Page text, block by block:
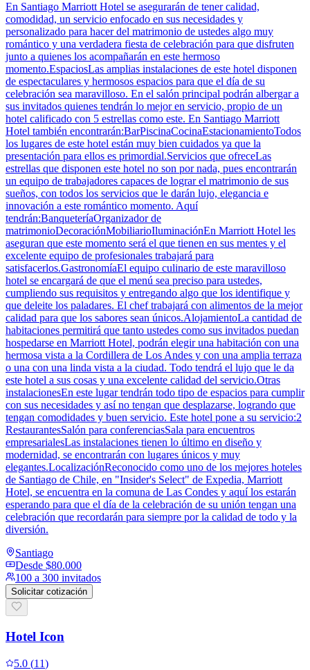
En Santiago Marriott Hotel se asegurarán de tener calidad,
comodidad, un servicio enfocado en sus necesidades y
personalizado para hacer del matrimonio de ustedes algo muy
romántico y una verdadera fiesta de celebración para que disfruten
junto a quienes los acompañarán en este hermoso
momento.EspaciosLas amplias instalaciones de este hotel disponen
de espectaculares y hermosos espacios para que el día de su
celebración sea maravilloso. En el salón principal podrán albergar a
sus invitados quienes tendrán lo mejor en servicio, propio de un
hotel calificado con 5 estrellas como este. En Santiago Marriott
Hotel también encontrarán:BarPiscinaCocinaEstacionamientoTodos
los lugares de este hotel están muy bien cuidados ya que la
presentación para ellos es primordial.Servicios que ofreceLas
estrellas que disponen este hotel no son por nada, pues encontrarán
un equipo de trabajadores capaces de lograr el matrimonio de sus
sueños, con todos los servicios que le darán lujo, elegancia e
innovación a este romántico momento. Aquí
tendrán:BanqueteríaOrganizador de
matrimonioDecoraciónMobiliarioIluminaciónEn Marriott Hotel les
aseguran que este momento será el que tienen en sus mentes y el
excelente equipo de profesionales trabajará para
satisfacerlos.GastronomíaEl equipo culinario de este maravilloso
hotel se encargará de que el menú sea preciso para ustedes,
cumpliendo sus requisitos y entregando algo que los identifique y
que deleite los paladares. El chef trabajará con alimentos de la mejor
calidad para que los sabores sean únicos.AlojamientoLa cantidad de
habitaciones permitirá que tanto ustedes como sus invitados puedan
hospedarse en Marriott Hotel, podrán elegir una habitación con una
hermosa vista a la Cordillera de Los Andes y con una amplia terraza
o una con una linda vista a la ciudad. Todo tendrá el lujo que le da
este hotel a sus cosas y una excelente calidad del servicio.Otras
instalacionesEn este lugar tendrán todo tipo de espacios para cumplir
con sus necesidades y así no tengan que desplazarse, logrando que
tengan comodidades y buen servicio. Este hotel pone a su servicio:2
RestaurantesSalón para conferenciasSala para encuentros
empresarialesLas instalaciones tienen lo último en diseño y
modernidad, se encontrarán con lugares únicos y muy
elegantes.LocalizaciónReconocido como uno de los mejores hoteles
de Santiago de Chile, en "Insider's Select" de Expedia, Marriott
Hotel, se encuentra en la comuna de Las Condes y aquí los estarán
esperando para que el día de la celebración de su unión tengan una
celebración que recordarán para siempre por la calidad de todo y la
diversión.
Santiago
Desde $80.000
100 a 300 invitados
Solicitar cotización
Hotel Icon
5.0 (11)